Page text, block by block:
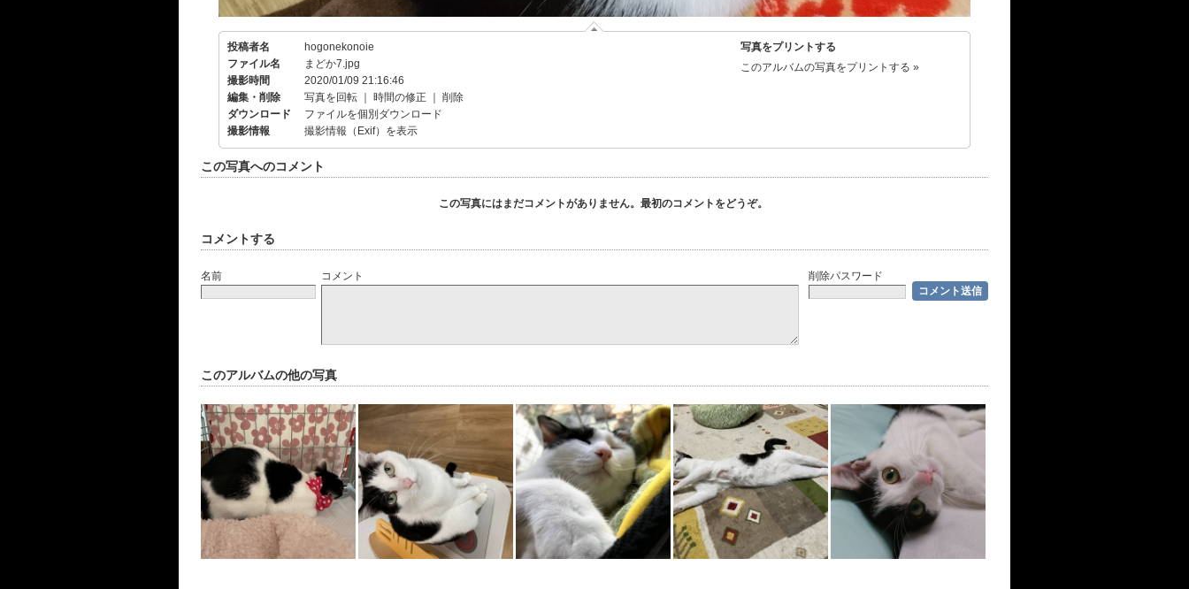
投稿者名
hogonekonoie
ファイル名
まどか7.jpg
撮影時間
2020/01/09 21:16:46
編集・削除
写真を回転 時間の修正
削除
ダウンロード
ファイルを個別ダウンロード
撮影情報
撮影情報（Exif）を表示
写真をプリントする
このアルバムの写真をプリントする »
この写真へのコメント
この写真にはまだコメントがありません。最初のコメントをどうぞ。
コメントする
名前 コメント 削除パスワード
このアルバムの他の写真